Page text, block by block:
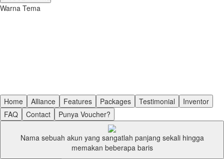
Warna Tema
Home Alliance Features Packages Testimonial
Inventor
FAQ
Contact Punya Voucher?
Nama sebuah akun yang sangatlah panjang sekali hingga
memakan beberapa baris